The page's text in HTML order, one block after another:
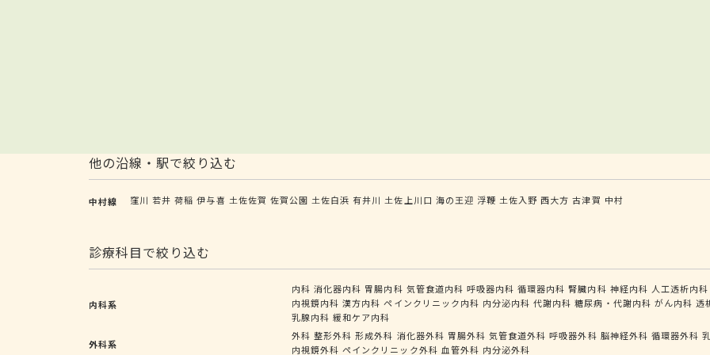
他の沿線・駅で絞り込む
中村線 窪川 若井 荷稲 伊与喜 土佐佐賀 佐賀公園 土佐白浜 有井川 土佐上川口 海の王迎 浮鞭 土佐入野 西大方 古津賀 中村
診療科目で絞り込む
内科系
内科 消化器内科 胃腸内科 気管食道内科 呼吸器内科 循環器内科 腎臓内科 神経内科 人工透析内科
内視鏡内科 漢方内科 ペインクリニック内科 内分泌内科 代謝内科 糖尿病・代謝内科 がん内科 透
乳腺内科 緩和ケア内科
外科系
外科 整形外科 形成外科 消化器外科 胃腸外科 気管食道外科 呼吸器外科 脳神経外科 循環器外科
内視鏡外科 ペインクリニック外科 血管外科 内分泌外科